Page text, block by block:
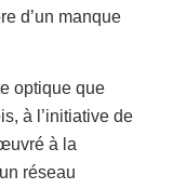
d’un manque
optique que
à l’initiative de
à la
réseau